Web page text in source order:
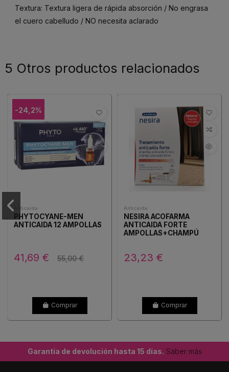
Textura: Textura ligera de rápida absorción / No engrasa
el cuero cabelludo / NO necesita aclarado
5 Otros productos relacionados
-24,2%
Anticaída
PHYTOCYANE-MEN
ANTICAIDA 12 AMPOLLAS
41,69 € 55,00 €
Comprar
Anticaída
NESIRA ACOFARMA
ANTICAIDA FORTE
AMPOLLAS+CHAMPÚ
23,23 €
Comprar
Garantía de devolución hasta 15 días. Saber más